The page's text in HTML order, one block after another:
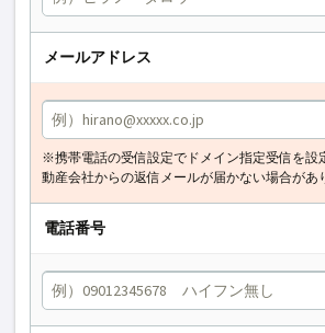
メールアドレス
※携帯電話の受信設定でドメイン指定受信を設
動産会社からの返信メールが届かない場合があ
電話番号